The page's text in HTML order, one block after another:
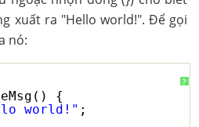
xuất ra "Hello world!". Để gọi
nó:
?
{
world!" ;